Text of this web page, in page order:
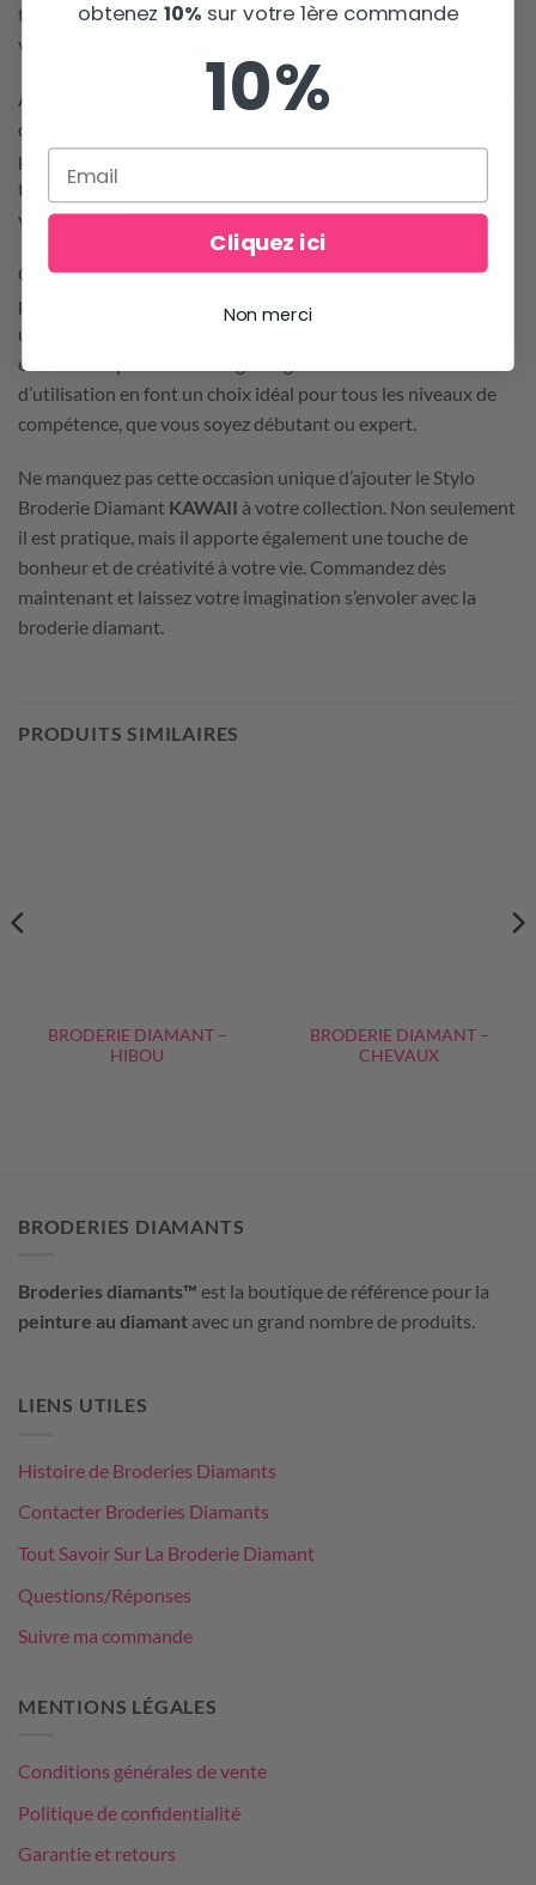
trouverez le style qui convient parfaitement à vos goûts et à
vos besoins.
Avec le Stylo Broderie Diamant KAWAII
devient un véritable plaisir. Son embout fin et précis vous
permet de placer les diamants avec une grande précision,
tandis que son design kawaii ajoute une touche de charme à
vos créations.
Ce stylo est également le cadeau parfait pour tous les
passionnés de broderie diamant. Que vous souhaitiez offrir
un cadeau à un être cher ou vous faire plaisir, ce stylo est une
excellente option. Son design élégant et sa facilité
d’utilisation en font un choix idéal pour tous les niveaux de
compétence, que vous soyez débutant ou expert.
Ne manquez pas cette occasion unique d’ajouter le Stylo
Broderie Diamant KAWAII à votre collection. Non seulement
il est pratique, mais il apporte également une touche de
bonheur et de créativité à votre vie. Commandez dès
maintenant et laissez votre imagination s’envoler avec la
broderie diamant.
PRODUITS SIMILAIRES
BRODERIE DIAMANT –
HIBOU
BRODERIE DIAMANT –
CHEVAUX
BRODERIES DIAMANTS
Broderies diamants™ est la boutique de référence pour la
peinture au diamant avec un grand nombre de produits.
LIENS UTILES
Histoire de Broderies Diamants
Contacter Broderies Diamants
Tout Savoir Sur La Broderie Diamant
Questions/Réponses
Suivre ma commande
MENTIONS LÉGALES
Conditions générales de vente
Politique de confidentialité
Garantie et retours
obtenez 10% sur votre 1ère commande
10%
Cliquez ici
Non merci